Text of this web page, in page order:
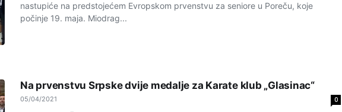
nastupiće na predstojećem Evropskom prvenstvu za seniore u Poreču, koje
počinje 19. maja. Miodrag...
Na prvenstvu Srpske dvije medalje za Karate klub „Glasinac“
05/04/2021 0